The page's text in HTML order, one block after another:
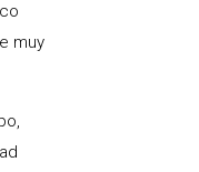
muy